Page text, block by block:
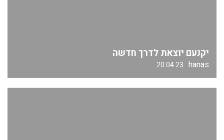
יקנעם יוצאת לדרך חדשה
hanas
20.04.23